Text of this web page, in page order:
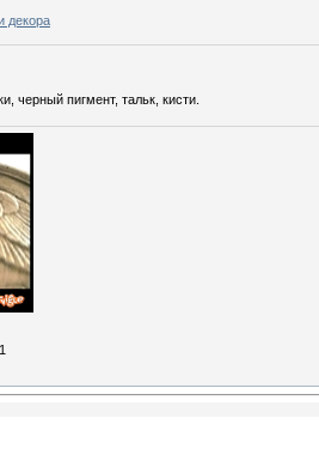
декора
черный пигмент, тальк, кисти.